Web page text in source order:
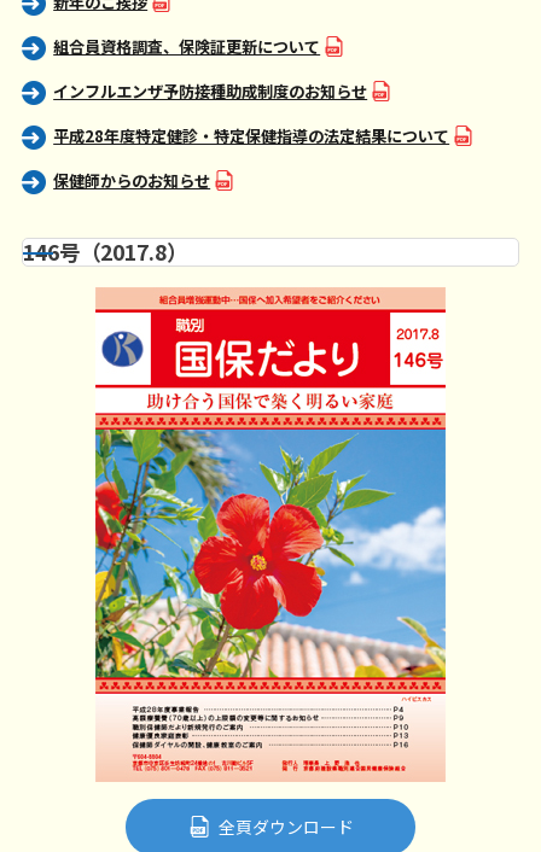
組合員資格調査、保険証更新について
インフルエンザ予防接種助成制度のお知らせ
平成28年度特定健診・特定保健指導の法定結果について
保健師からのお知らせ
146号（2017.8）
全頁ダウンロード